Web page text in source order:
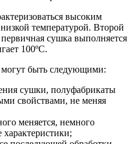
высоким
температурой. Второй
сушка выполняется
100ºС.
могут быть следующими:
сушки, полуфабрикаты
свойствами, не меняя
меняется, немного